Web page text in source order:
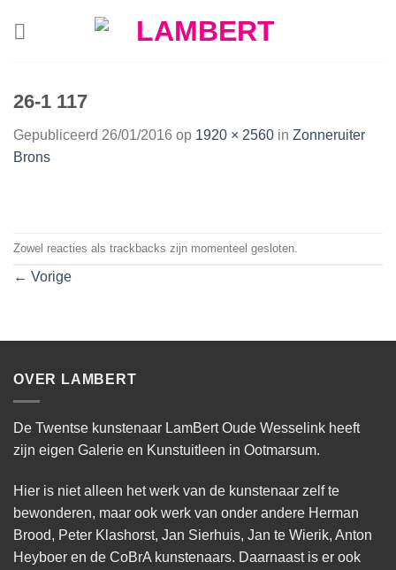
26-1 117
Gepubliceerd 26/01/2016 op 1920 × 2560 in Zonneruiter
Brons
Zowel reacties als trackbacks zijn momenteel gesloten.
← Vorige
OVER LAMBERT
De Twentse kunstenaar LamBert Oude Wesselink heeft
zijn eigen Galerie en Kunstuitleen in Ootmarsum.
Hier is niet alleen het werk van de kunstenaar zelf te
bewonderen, maar ook werk van onder andere Herman
Brood, Peter Klashorst, Jan Sierhuis, Jan te Wierik, Anton
Heyboer en de CoBrA kunstenaars. Daarnaast is er ook